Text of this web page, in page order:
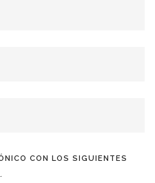
CON LOS SIGUIENTES